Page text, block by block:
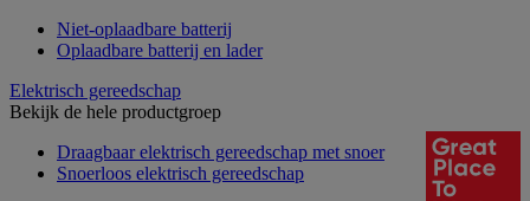
Niet-oplaadbare batterij
Oplaadbare batterij en lader
Elektrisch gereedschap
Bekijk de hele productgroep
Draagbaar elektrisch gereedschap met snoer
Snoerloos elektrisch gereedschap